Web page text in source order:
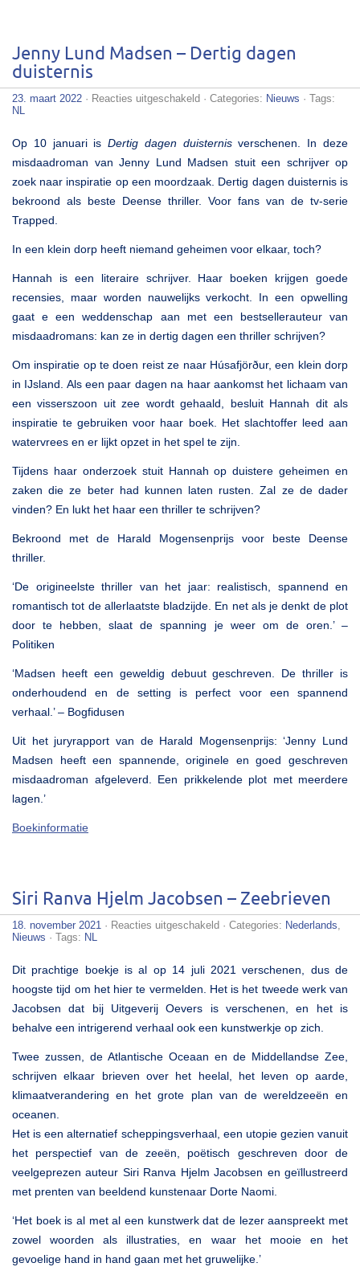
Jenny Lund Madsen – Dertig dagen
duisternis
23. maart 2022 · Reacties uitgeschakeldvoor
–
Dertig
dagen
duisternis
· Categories: Nieuws · Tags:
NL
Op 10 januari isDertig dagen duisternisverschenen. In deze
misdaadroman van Jenny Lund Madsen stuit een schrijver op
zoek naar inspiratie op een moordzaak. Dertig dagen duisternis is
bekroond als beste Deense thriller. Voor fans van de tv-serie
Trapped.
In een klein dorp heeft niemand geheimen voor elkaar, toch?
Hannah is een literaire schrijver. Haar boeken krijgen goede
recensies, maar worden nauwelijks verkocht. In een opwelling
gaat e een weddenschap aan met een bestsellerauteur van
misdaadromans: kan ze in dertig dagen een thriller schrijven?
Om inspiratie op te doen reist ze naar Húsafjörður, een klein dorp
in IJsland. Als een paar dagen na haar aankomst het lichaam van
een visserszoon uit zee wordt gehaald, besluit Hannah dit als
inspiratie te gebruiken voor haar boek. Het slachtoffer leed aan
watervrees en er lijkt opzet in het spel te zijn.
Tijdens haar onderzoek stuit Hannah op duistere geheimen en
zaken die ze beter had kunnen laten rusten. Zal ze de dader
vinden? En lukt het haar een thriller te schrijven?
Bekroond met de Harald Mogensenprijs voor beste Deense
thriller.
‘De origineelste thriller van het jaar: realistisch, spannend en
romantisch tot de allerlaatste bladzijde. En net als je denkt de plot
door te hebben, slaat de spanning je weer om de oren.’ –
Politiken
‘Madsen heeft een geweldig debuut geschreven. De thriller is
onderhoudend en de setting is perfect voor een spannend
verhaal.’ – Bogfidusen
Uit het juryrapport van de Harald Mogensenprijs: ‘Jenny Lund
Madsen heeft een spannende, originele en goed geschreven
misdaadroman afgeleverd. Een prikkelende plot met meerdere
lagen.’
Boekinformatie
Siri Ranva Hjelm Jacobsen – Zeebrieven
18. november 2021 · Reacties uitgeschakeldvoor
Jacobsen
–
Zeebrieven
· Categories: Nederlands,
Nieuws · Tags: NL
Dit prachtige boekje is al op 14 juli 2021 verschenen, dus de
hoogste tijd om het hier te vermelden. Het is het tweede werk van
Jacobsen dat bij Uitgeverij Oevers is verschenen, en het is
behalve een intrigerend verhaal ook een kunstwerkje op zich.
Twee zussen, de Atlantische Oceaan en de Middellandse Zee,
schrijven elkaar brieven over het heelal, het leven op aarde,
klimaatverandering en het grote plan van de wereldzeeën en
oceanen.
Het is een alternatief scheppingsverhaal, een utopie gezien vanuit
het perspectief van de zeeën, poëtisch geschreven door de
veelgeprezen auteur Siri Ranva Hjelm Jacobsen en geïllustreerd
met prenten van beeldend kunstenaar Dorte Naomi.
‘Het boek is al met al een kunstwerk dat de lezer aanspreekt met
zowel woorden als illustraties, en waar het mooie en het
gevoelige hand in hand gaan met het gruwelijke.’